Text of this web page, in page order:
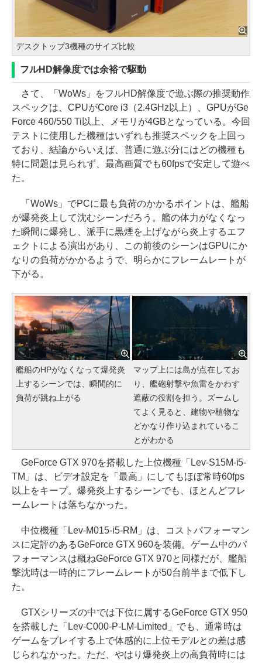
デスクトップ3機種のサイズ比較
フルHD解像度では余裕で駆動
さて、「WoWs」をフルHD解像度で遊ぶ際の推奨動作
スペックは、CPUがCore i3（2.4GHz以上）、GPUがGe
Force 460/550 Ti以上、メモリが4GBとなっている。今回
テストに使用した機種はいずれも推奨スペックを上回っ
ており、結論からいえば、普通に遊ぶ分にはどの機種も
特に問題は見られず、最高画質でも60fpsで安定して遊べ
た。
「WoWs」でPCに最も負荷のかかるポイントは、艦船
が爆発炎上して沈むシーンだろう。艦の体力がなくなっ
た瞬間に爆発し、派手に黒煙を上げながら炎上するエフ
ェクトによる演出があり、この前後のシーンはGPUにか
なりの負荷がかかるようで、明らかにフレームレートが
下がる。
艦船のHPがなくなって爆発炎
上するシーンでは、瞬間的に
負荷が跳ね上がる
マップ上には島が点在してお
り、艦砲射撃や魚雷をかわす
遮蔽の役割を担う。ズームし
てよく見ると、建物や植物な
どかなり作り込まれているこ
とがわかる
GeForce GTX 970を搭載した上位機種「Lev-S15M-i5-
TM」は、ビデオ設定を「最高」にしてもほぼ常時60fps
以上をキープ。爆発炎上するシーンでも、ほとんどフレ
ームレートは落ちなかった。
中位機種「Lev-M015-i5-RM」は、コストパフォーマン
スに定評のあるGeForce GTX 960を装備。ゲーム中のパ
フォーマンスは概ねGeForce GTX 970と同様だが、艦船
撃沈時は一時的にフレームレートが50台前半まで低下し
た。
GTXシリーズの中では下位に属するGeForce GTX 950
を搭載した「Lev-C000-P-LM-Limited」でも、通常時は
ゲームをプレイする上で体感的に上位モデルとの差は感
じられなかった。ただ、やはり爆発炎上の高負荷時には